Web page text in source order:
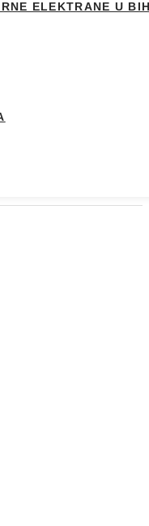
ELEKTRANE U